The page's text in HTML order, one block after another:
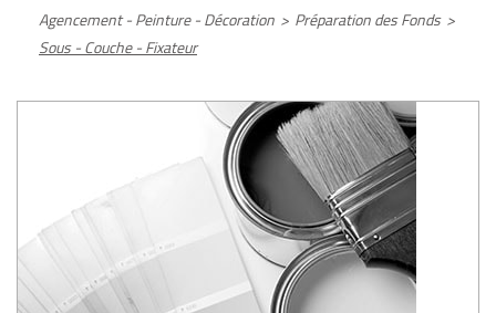
Agencement - Peinture - Décoration > Préparation des Fonds >
Sous - Couche - Fixateur